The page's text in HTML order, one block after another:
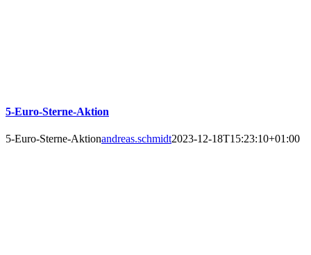
5-Euro-Sterne-Aktion
5-Euro-Sterne-Aktionandreas.schmidt2023-12-18T15:23:10+01:00